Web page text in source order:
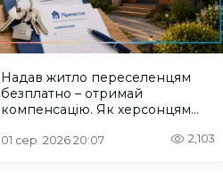
Надав житло переселенцям
безплатно – отримай
компенсацію. Як херсонцям
“Прихисток”
01 сер. 2026 20:07 2,103